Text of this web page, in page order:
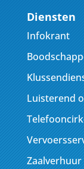
Diensten
Infokrant
Luisterend
Zaalverhuur